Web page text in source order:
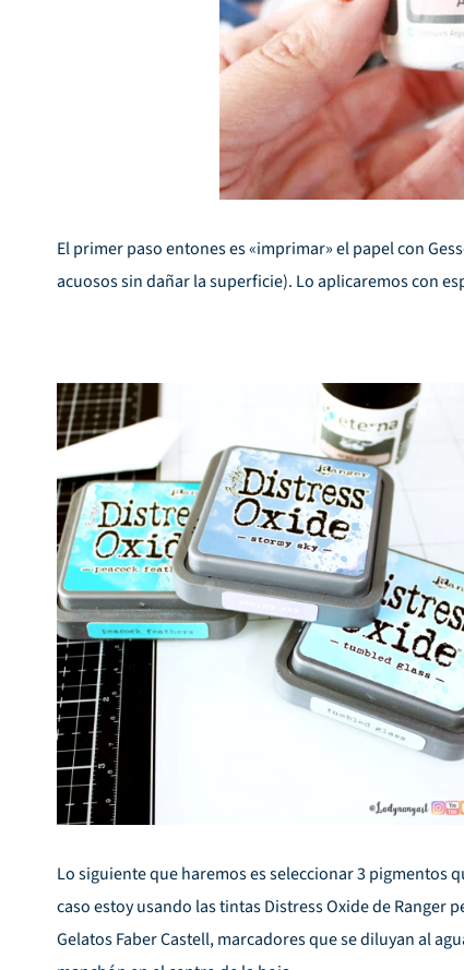
El primer paso entones es «imprimar» el papel con
acuosos sin dañar la superficie). Lo aplicaremos con
Lo siguiente que haremos es seleccionar 3 pigmentos
caso estoy usando las tintasDistress Oxidede Ranger
Gelatos Faber Castell, marcadores que se diluyan al